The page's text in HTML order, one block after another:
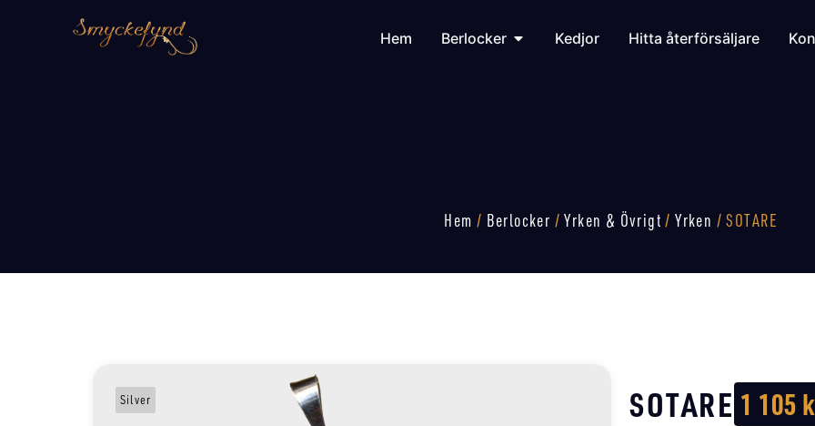
Hem Berlocker Kedjor Hitta återförsäljare
Hem / Berlocker /Yrken & Övrigt /Yrken / SOTARE
Silver SOTARE 1 105